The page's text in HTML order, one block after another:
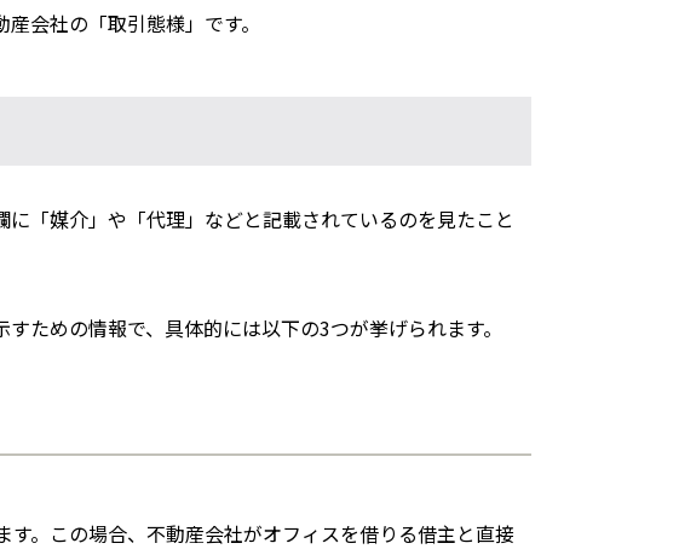
会社の「取引態様」です。
「媒介」や「代理」などと記載されているのを見たこと
ための情報で、具体的には以下の3つが挙げられます。
。この場合、不動産会社がオフィスを借りる借主と直接